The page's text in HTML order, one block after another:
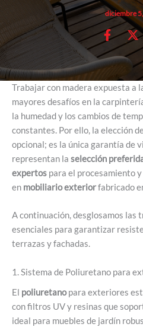
diciembre
Trabajar con madera expuesta a
mayores desafíos en la
la humedad y los cambios de
constantes. Por ello, la elección
opcional; es la única garantía de
representan la selección
expertos para el procesamiento
en mobiliario exteriorfabricado
A continuación, desglosamos las
esenciales para garantizar
terrazas y fachadas.
1. Sistema de Poliuretano para
El poliuretanopara exteriores
con filtros UV y resinas que
ideal para muebles de jardín